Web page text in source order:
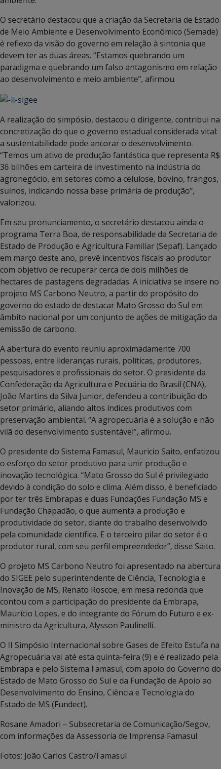
O secretário destacou que a criação da Secretaria de Estado
de Meio Ambiente e Desenvolvimento Econômico (Semade)
é reflexo da visão do governo em relação à sintonia que
devem ter as duas áreas. “Estamos quebrando um
paradigma e quebrando um falso antagonismo em relação
ao desenvolvimento e meio ambiente”, afirmou.
A realização do simpósio, destacou o dirigente, contribui na
concretização do que o governo estadual considerada vital:
a sustentabilidade pode ancorar o desenvolvimento.
“Temos um ativo de produção fantástica que representa R$
36 bilhões em carteira de investimento na indústria do
agronegócio, em setores como a celulose, bovino, frangos,
suínos, indicando nossa base primária de produção”,
valorizou.
Em seu pronunciamento, o secretário destacou ainda o
programa Terra Boa, de responsabilidade da Secretaria de
Estado de Produção e Agricultura Familiar (Sepaf). Lançado
em março deste ano, prevê incentivos fiscais ao produtor
com objetivo de recuperar cerca de dois milhões de
hectares de pastagens degradadas. A iniciativa se insere no
projeto MS Carbono Neutro, a partir do propósito do
governo do estado de destacar Mato Grosso do Sul em
âmbito nacional por um conjunto de ações de mitigação da
emissão de carbono.
A abertura do evento reuniu aproximadamente 700
pessoas, entre lideranças rurais, políticas, produtores,
pesquisadores e profissionais do setor. O presidente da
Confederação da Agricultura e Pecuária do Brasil (CNA),
João Martins da Silva Junior, defendeu a contribuição do
setor primário, aliando altos índices produtivos com
preservação ambiental. “A agropecuária é a solução e não
vilã do desenvolvimento sustentável”, afirmou.
O presidente do Sistema Famasul, Mauricio Saito, enfatizou
o esforço do setor produtivo para unir produção e
inovação tecnológica. “Mato Grosso do Sul é privilegiado
devido à condição do solo e clima. Além disso, é beneficiado
por ter três Embrapas e duas Fundações Fundação MS e
Fundação Chapadão, o que aumenta a produção e
produtividade do setor, diante do trabalho desenvolvido
pela comunidade científica. E o terceiro pilar do setor é o
produtor rural, com seu perfil empreendedor”, disse Saito.
O projeto MS Carbono Neutro foi apresentado na abertura
do SIGEE pelo superintendente de Ciência, Tecnologia e
Inovação de MS, Renato Roscoe, em mesa redonda que
contou com a participação do presidente da Embrapa,
Maurício Lopes, e do integrante do Fórum do Futuro e ex-
ministro da Agricultura, Alysson Paulinelli.
O II Simpósio Internacional sobre Gases de Efeito Estufa na
Agropecuária vai até esta quinta-feira (9) e é realizado pela
Embrapa e pelo Sistema Famasul, com apoio do Governo do
Estado de Mato Grosso do Sul e da Fundação de Apoio ao
Desenvolvimento do Ensino, Ciência e Tecnologia do
Estado de MS (Fundect).
Rosane Amadori – Subsecretaria de Comunicação/Segov,
com informações da Assessoria de Imprensa Famasul
Fotos: João Carlos Castro/Famasul